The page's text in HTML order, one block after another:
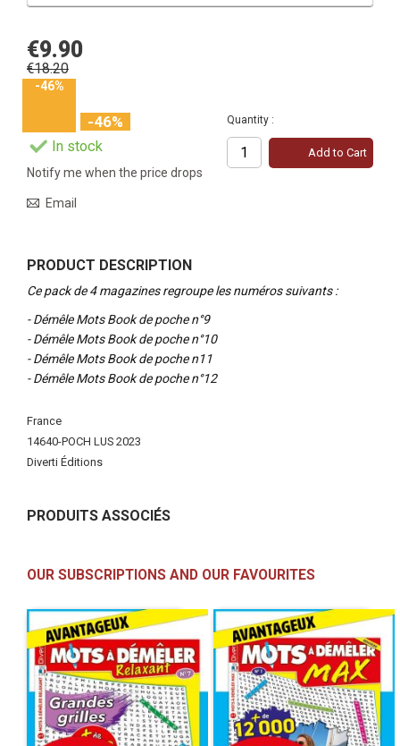
€9.90
€18.20
-46%
-46%
In stock
Quantity :
Add to Cart
Notify me when the price drops
Email
PRODUCT DESCRIPTION
Ce pack de 4 magazines regroupe les numéros suivants :
- Démêle Mots Book de poche n°9
- Démêle Mots Book de poche n°10
- Démêle Mots Book de poche n11
- Démêle Mots Book de poche n°12
More
Information
France
14640-POCH LUS 2023
Diverti Éditions
PRODUITS ASSOCIÉS
OUR SUBSCRIPTIONS AND OUR FAVOURITES